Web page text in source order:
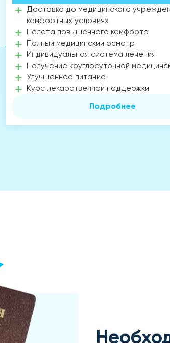
Доставка до медицинского
комфортных условиях
Палата повышенного комфорта
Полный медицинский осмотр
Индивидуальная система лечения
Получение круглосуточной
Улучшенное питание
Курс лекарственной поддержки
Подробнее